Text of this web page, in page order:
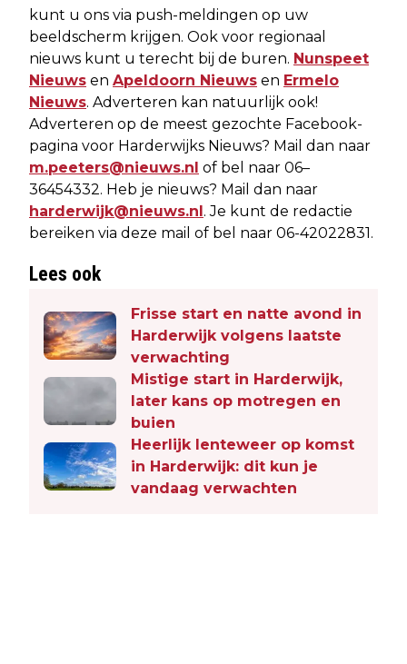
kunt u ons via push-meldingen op uw
beeldscherm krijgen. Ook voor regionaal
nieuws kunt u terecht bij de buren. Nunspeet
Nieuws en Apeldoorn Nieuws en Ermelo
Nieuws. Adverteren kan natuurlijk ook!
Adverteren op de meest gezochte Facebook-
pagina voor Harderwijks Nieuws? Mail dan naar
m.peeters@nieuws.nl of bel naar 06–
36454332. Heb je nieuws? Mail dan naar
harderwijk@nieuws.nl. Je kunt de redactie
bereiken via deze mail of bel naar 06-42022831.
Lees ook
Frisse start en natte avond in
Harderwijk volgens laatste
verwachting
Mistige start in Harderwijk,
later kans op motregen en
buien
Heerlijk lenteweer op komst
in Harderwijk: dit kun je
vandaag verwachten